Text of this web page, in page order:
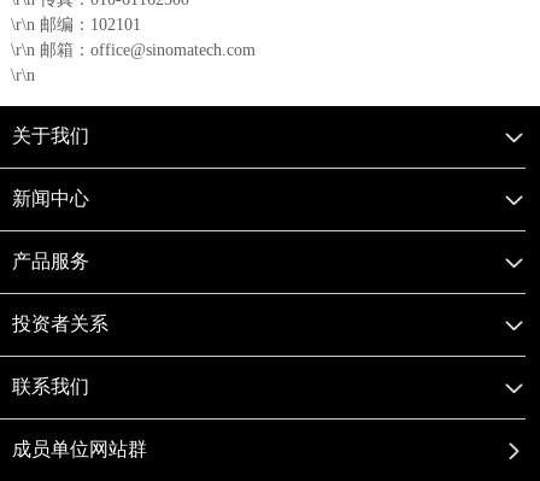
\r\n 邮编：102101
\r\n 邮箱：office@sinomatech.com
\r\n
关于我们
企业简介
组织架构
使命愿景
新闻中心
热点新闻
企业动态
集团要闻
公司公告
产品服务
复合材料风电叶片
玻璃纤维及制品
锂电池隔膜
投资者关系
信息披露
互动平台
联系我们
联系方式
成员单位网站群